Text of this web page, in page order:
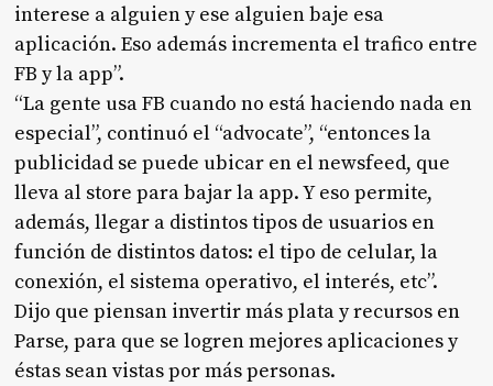
interese a alguien y ese alguien baje esa
aplicación. Eso además incrementa el trafico entre
FB y la app”.
“La gente usa FB cuando no está haciendo nada en
especial”, continuó el “advocate”, “entonces la
publicidad se puede ubicar en el newsfeed, que
lleva al store para bajar la app. Y eso permite,
además, llegar a distintos tipos de usuarios en
función de distintos datos: el tipo de celular, la
conexión, el sistema operativo, el interés, etc”.
Dijo que piensan invertir más plata y recursos en
Parse, para que se logren mejores aplicaciones y
éstas sean vistas por más personas.